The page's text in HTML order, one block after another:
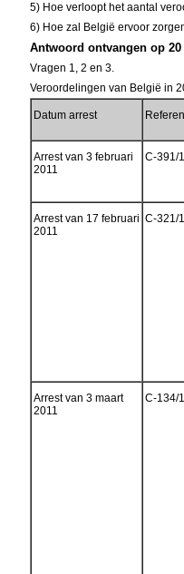
5) Hoe verloopt het aantal
6) Hoe zal België ervoor
Antwoord ontvangen op
Vragen 1, 2 en 3.
Veroordelingen van België in
Datum arrest
Arrest van 3 februari
2011
C-391/
Arrest van 17 februari
2011
C-321/
Arrest van 3 maart
2011
C-134/